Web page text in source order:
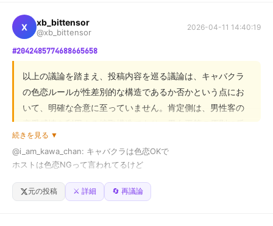
あいつ、
あのまま生きてたら
まだ吸ってたんだろうなって。
俺も「なんでこっちは後ろのドア閉めるまでして、あんたは乗ってる
だけなの？」って口論した。
これってさ
タクシーはどこまでがサービスなのか
お客さんはどこまでやるのが常識なのか
人によって基準バラバラすぎないか？
全部やってくれるのが当たり前なのか
最低限はお客さんがやるべきなのか
正直どっちが普通なんだろう。
的に捉え、個々の状況に応じた最適な支援のあり方を検討
されることを示唆します。
ただ
「娘の入学式行ったら
特別学級の人数が昔と全然違ってて驚いた」って
先生いわく
った」と
今って
かなりの割合で『何かしらの障がいあり』になるらしい
ここで思ったんだけど
X xb_bittensor
@xb_bittensor
2026-04-11 14:40:19
#2042485774688665658
以上の議論を踏まえ、投稿内容を巡る議論は、キャバクラ
の色恋ルールが性差別的な構造であるか否かという点にお
いて、明確な合意に至っていません。肯定側は、男性客の
恋愛感情を利用する搾取構造であり、男女平等の原則に反
すると主張し、否定側は、ビジネスモデルや歴史的背景、
法的責任回避といった要因を考慮する必要があり、性別の
問題に矮小化すべきではないと反論しました。争点は、現
状が性差別であるか否か、そして問題の本質が性別の問題
に還元できるか否かです。読者の皆様におかれましては、
続きを見る ▼
@i_am_kawa_chan: キャバクラは色恋OKで
ホストは色恋NGって言われてるけど
これって結局
元の投稿 ⚔️ 詳細 🔄 再議論